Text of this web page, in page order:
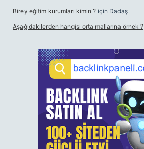
Birey eğitim kurumları kimin ? için Dadaş
Aşağıdakilerden hangisi orta mallarına örnek ?